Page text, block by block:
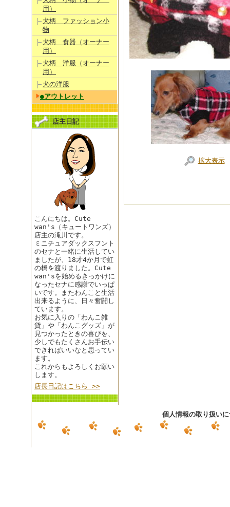
用）
犬柄 ファッション小
物
犬柄 食器（オーナー
用）
犬柄 洋服（オーナー
用）
犬の洋服
●アウトレット
店主日記
こんにちは。Cute
wan's（キュートワンズ）
店主の滝川です。
ミニチュアダックスフント
のセナと一緒に生活してい
ましたが、18才4か月で虹
の橋を渡りました。Cute
wan'sを始めるきっかけに
なったセナに感謝でいっぱ
いです。またわんこと生活
出来るように、日々奮闘し
ています。
お気に入りの「わんこ雑
貨」や「わんこグッズ」が
見つかったときの喜びを、
少しでもたくさんお手伝い
できればいいなと思ってい
ます。
これからもよろしくお願い
します。
店長日記はこちら >>
拡大表示
個人情報の取り扱い